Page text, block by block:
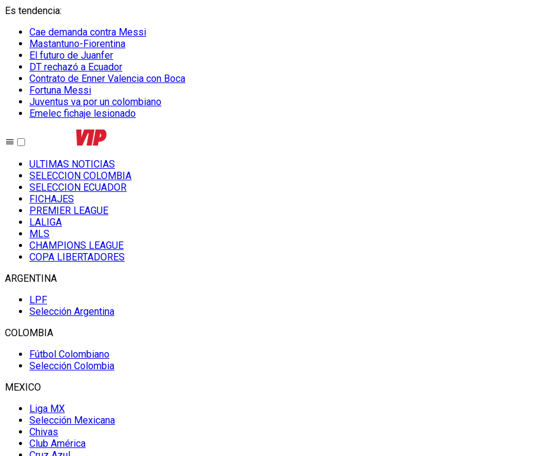
Es tendencia:
Cae demanda contra Messi
Mastantuno-Fiorentina
El futuro de Juanfer
DT rechazó a Ecuador
Contrato de Enner Valencia con Boca
Fortuna Messi
Juventus va por un colombiano
Emelec fichaje lesionado
ULTIMAS NOTICIAS
SELECCION COLOMBIA
SELECCION ECUADOR
FICHAJES
PREMIER LEAGUE
LALIGA
MLS
CHAMPIONS LEAGUE
COPA LIBERTADORES
ARGENTINA
LPF
Selección Argentina
COLOMBIA
Fútbol Colombiano
Selección Colombia
MEXICO
Liga MX
Selección Mexicana
Chivas
Club América